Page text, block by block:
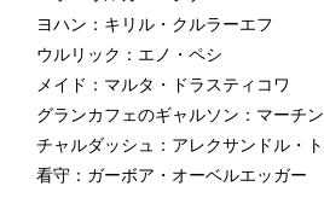
ヨハン：キリル・クルラーエフ
ウルリック：エノ・ペシ
メイド：マルタ・ドラスティコワ
グランカフェのギャルソン：マーチ
チャルダッシュ：アレクサンドル・
看守：ガーボア・オーベルエッガー